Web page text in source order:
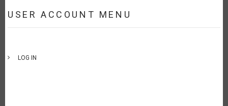
USER ACCOUNT MENU
LOG IN